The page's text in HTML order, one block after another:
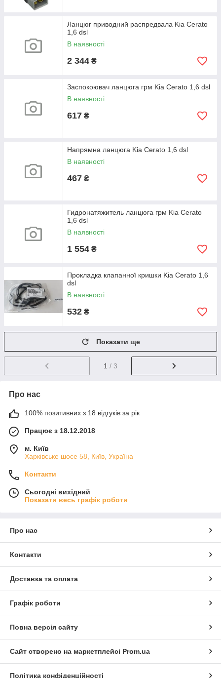
Ланцюг приводний распредвала Kia Cerato
1,6 dsl
В наявності
2 344 ₴
Заспокоювач ланцюга грм Kia Cerato 1,6 dsl
В наявності
617 ₴
Напрямна ланцюга Kia Cerato 1,6 dsl
В наявності
467 ₴
Гидронатяжитель ланцюга грм Kia Cerato
1,6 dsl
В наявності
1 554 ₴
Прокладка клапанної кришки Kia Cerato 1,6
dsl
В наявності
532 ₴
Показати ще
1 / 3
Про нас
100% позитивних з 18 відгуків за рік
Працює з 18.12.2018
м. Київ
Харківське шосе 58, Київ, Україна
Контакти
Сьогодні вихідний
Показати весь графік роботи
Про нас
Контакти
Доставка та оплата
Графік роботи
Повна версія сайту
Сайт створено на маркетплейсі Prom.ua
Політика конфіденційності